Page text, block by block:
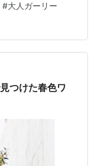
ネートはこちら
〈ワンピー
ン〉 アナザーエ
ほぼ部屋着になり
#大人ガーリー
つけた春色ワ